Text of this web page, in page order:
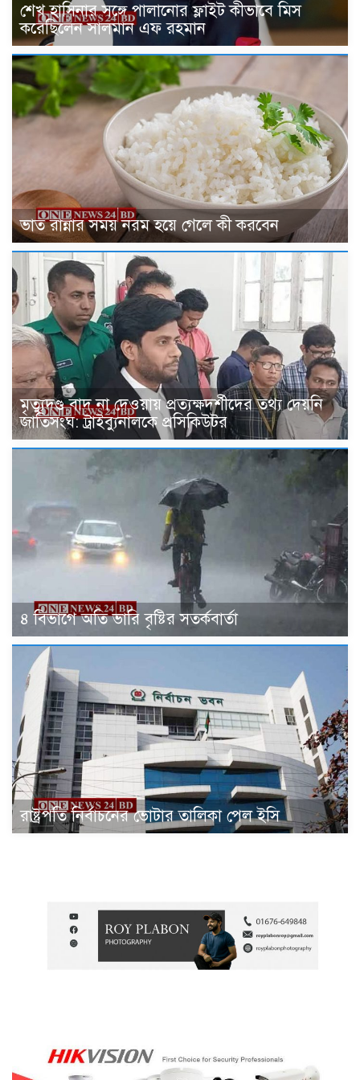
শেখ হাসিনার সঙ্গে পালানোর ফ্লাইট কীভাবে মিস
করেছিলেন সালমান এফ রহমান
ভাত রান্নার সময় নরম হয়ে গেলে কী করবেন
মৃত্যুদণ্ড বাদ না দেওয়ায় প্রত্যক্ষদর্শীদের তথ্য দেয়নি
জাতিসংঘ: ট্রাইব্যুনালকে প্রসিকিউটর
৪ বিভাগে অতি ভারি বৃষ্টির সতর্কবার্তা
রাষ্ট্রপতি নির্বাচনের ভোটার তালিকা পেল ইসি